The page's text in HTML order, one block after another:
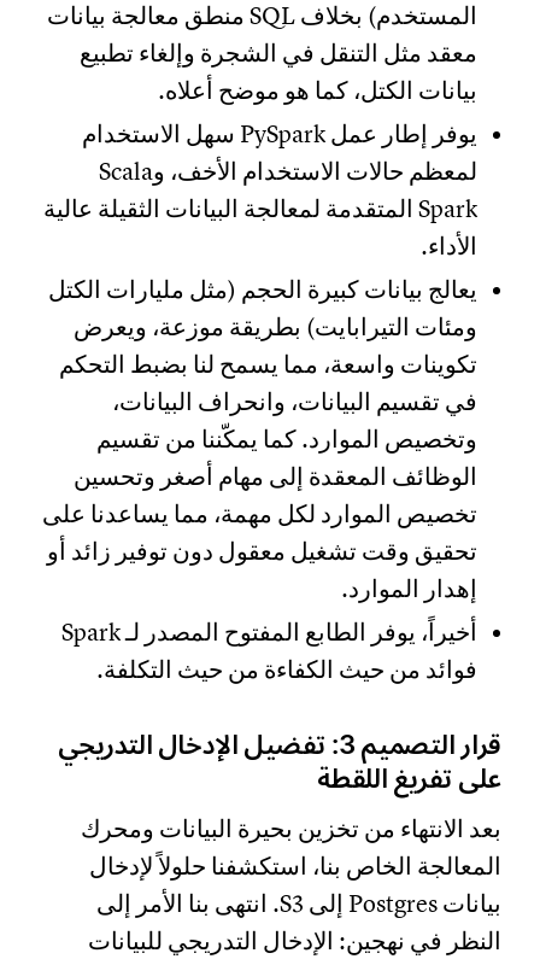
المستخدم) بخلاف SQL منطق معالجة بيانات
معقد مثل التنقل في الشجرة وإلغاء تطبيع
بيانات الكتل، كما هو موضح أعلاه.
يوفر إطار عمل PySpark سهل الاستخدام
لمعظم حالات الاستخدام الأخف، وScala
Spark المتقدمة لمعالجة البيانات الثقيلة عالية
الأداء.
يعالج بيانات كبيرة الحجم (مثل مليارات الكتل
ومئات التيرابايت) بطريقة موزعة، ويعرض
تكوينات واسعة، مما يسمح لنا بضبط التحكم
في تقسيم البيانات، وانحراف البيانات،
وتخصيص الموارد. كما يمكّننا من تقسيم
الوظائف المعقدة إلى مهام أصغر وتحسين
تخصيص الموارد لكل مهمة، مما يساعدنا على
تحقيق وقت تشغيل معقول دون توفير زائد أو
إهدار الموارد.
أخيراً، يوفر الطابع المفتوح المصدر لـ Spark
فوائد من حيث الكفاءة من حيث التكلفة.
قرار التصميم 3: تفضيل الإدخال التدريجي
على تفريغ اللقطة
بعد الانتهاء من تخزين بحيرة البيانات ومحرك
المعالجة الخاص بنا، استكشفنا حلولاً لإدخال
بيانات Postgres إلى S3. انتهى بنا الأمر إلى
النظر في نهجين: الإدخال التدريجي للبيانات